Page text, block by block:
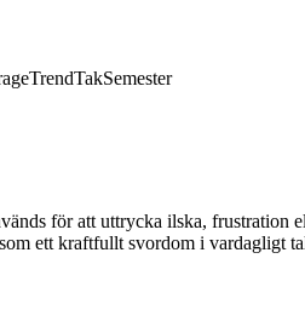
TrendTakSemester
för att uttrycka ilska,
ett kraftfullt svordom i vardagligt